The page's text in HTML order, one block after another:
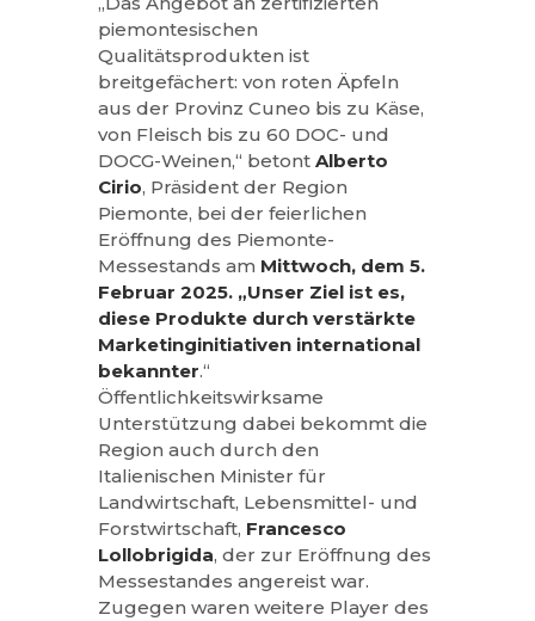
piemontesischen
Qualitätsprodukten ist
breitgefächert: von roten Äpfeln
aus der Provinz Cuneo bis zu Käse,
von Fleisch bis zu 60 DOC- und
DOCG-Weinen,“ betontAlberto
Cirio, Präsident der Region
Piemonte, bei der feierlichen
Eröffnung des Piemonte-
Messestands am Mittwoch, dem 5.
Februar 2025. „Unser Ziel ist es,
diese Produkte durch verstärkte
Marketinginitiativen international
bekannter.“
Öffentlichkeitswirksame
Unterstützung dabei bekommt die
Region auch durch den
Italienischen Minister für
Landwirtschaft, Lebensmittel- und
Forstwirtschaft, Francesco
Lollobrigida, der zur Eröffnung des
Messestandes angereist war.
Zugegen waren weitere Player des